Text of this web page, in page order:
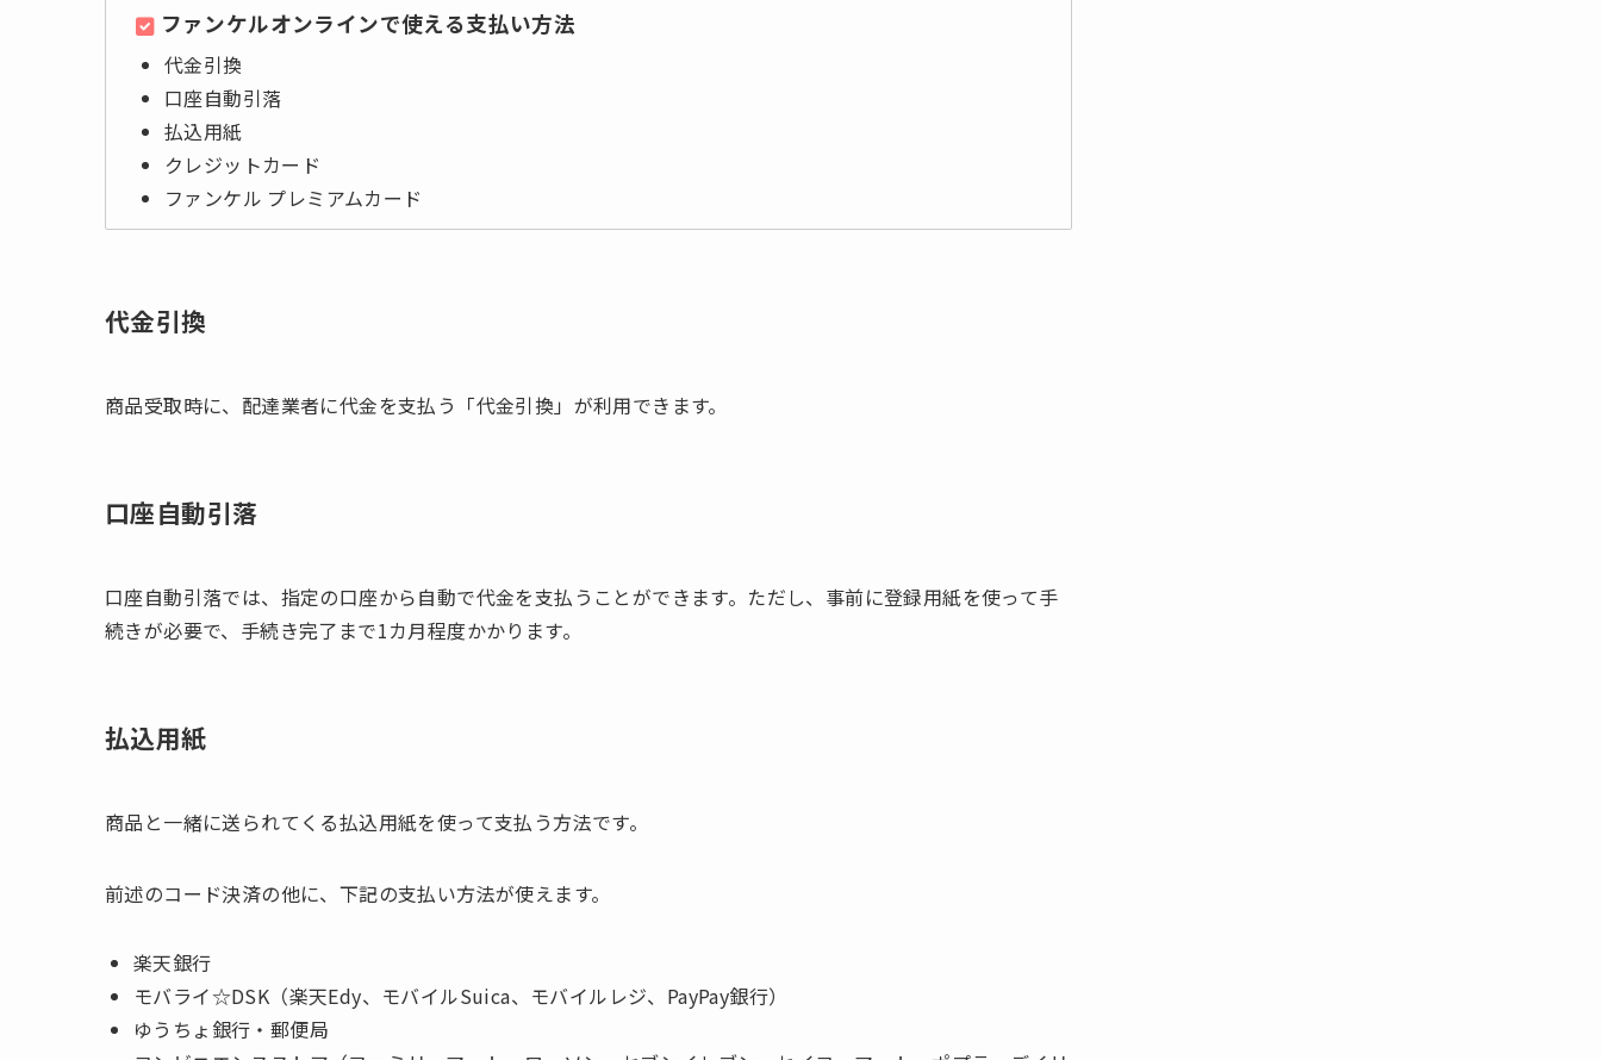
ファンケルオンラインで使える支払い方法
代金引換
口座自動引落
払込用紙
クレジットカード
ファンケル プレミアムカード
代金引換
商品受取時に、配達業者に代金を支払う「代金引換」が利用できます。
口座自動引落
口座自動引落では、指定の口座から自動で代金を支払うことができます。ただし、事前に登録用紙を使って手
続きが必要で、手続き完了まで1カ月程度かかります。
払込用紙
商品と一緒に送られてくる払込用紙を使って支払う方法です。
前述のコード決済の他に、下記の支払い方法が使えます。
楽天銀行
モバライ☆DSK（楽天Edy、モバイルSuica、モバイルレジ、PayPay銀行）
ゆうちょ銀行・郵便局